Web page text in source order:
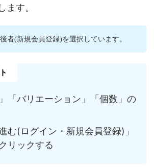
ます。
者(新規会員登録)を選択しています。
「バリエーション」「個数」の
む(ログイン・新規会員登録)」
リックする